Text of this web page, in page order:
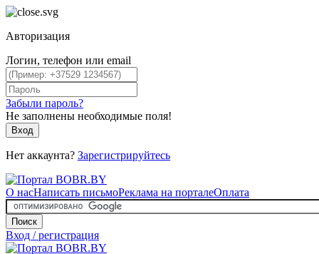
Авторизация
Логин, телефон или email
Забыли пароль?
Не заполнены необходимые поля!
Вход
Нет аккаунта? Зарегистрируйтесь
О насНаписать письмоРеклама на порталеОплата
Поиск
Вход / регистрация